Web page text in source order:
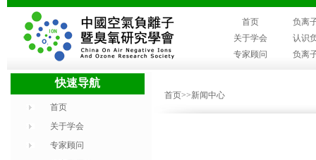
首页
负离
关于学会
认识
专家顾问
负离
快速导航
首页
关于学会
专家顾问
首页>>新闻中心